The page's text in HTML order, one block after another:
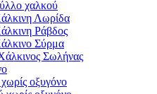
χαλκού
Λωρίδα
Ράβδος
Σύρμα
Σωλήνας
οξυγόνο